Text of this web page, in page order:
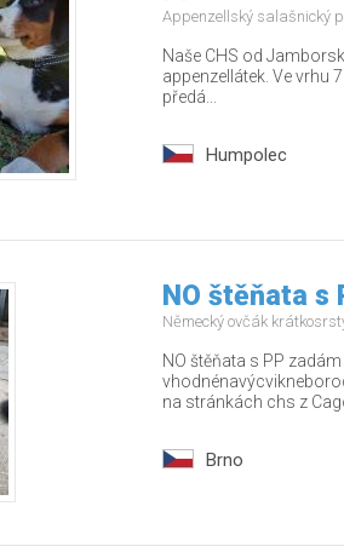
Appenzellský salašnický
Naše CHS od
appenzellátek. Ve vrhu
předá...
Humpolec
NO štěňata s
Německý ovčák
NO štěňata s PP
na stránkách chs z
Brno